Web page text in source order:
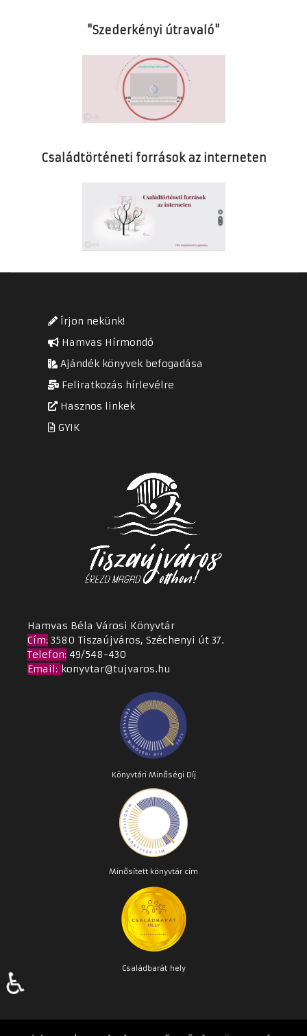
"Szederkényi útravaló"
Családtörténeti források az interneten
Írjon nekünk!
Hamvas Hírmondó
Ajándék könyvek befogadása
Feliratkozás hírlevélre
Hasznos linkek
GYIK
Hamvas Béla Városi Könyvtár
Cím: 3580 Tiszaújváros, Széchenyi út 37.
Telefon: 49/548-430
Email: konyvtar@tujvaros.hu
Könyvtári Minőségi Díj
Minősített könyvtár cím
Családbarát hely